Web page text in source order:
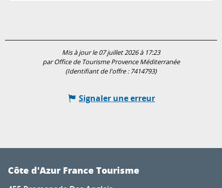
Mis à jour le 07 juillet 2026 à 17:23
par Office de Tourisme Provence Méditerranée
(Identifiant de l'offre : 7414793)
Signaler une erreur
Côte d'Azur France Tourisme